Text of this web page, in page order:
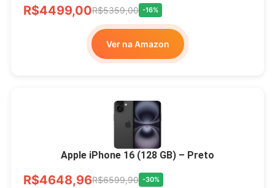
R$4499,00R$5359,00 -16%
Ver na Amazon
Apple iPhone 16 (128 GB) – Preto
R$4648,96R$6599,90 -30%